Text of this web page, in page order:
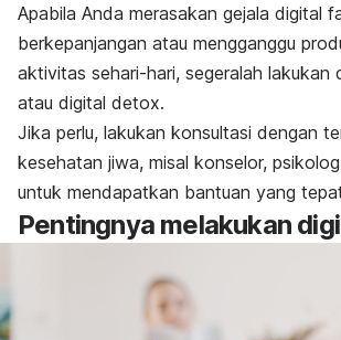
Apabila Anda merasakan gejala digital
berkepanjangan atau mengganggu
aktivitas sehari-hari, segeralah lakukan
atau digital detox.
Jika perlu, lakukan konsultasi dengan
kesehatan jiwa, misal konselor,
untuk mendapatkan bantuan yang
Pentingnya melakukan